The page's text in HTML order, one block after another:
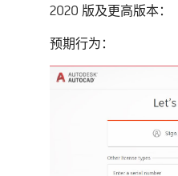
2020 版及更高版本：
预期行为：